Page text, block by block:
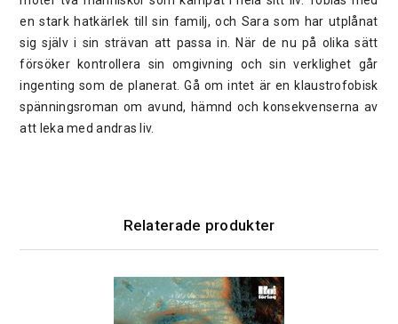
en stark hatkärlek till sin familj, och Sara som har utplånat
sig själv i sin strävan att passa in. När de nu på olika sätt
försöker kontrollera sin omgivning och sin verklighet går
ingenting som de planerat. Gå om intet är en klaustrofobisk
spänningsroman om avund, hämnd och konsekvenserna av
att leka med andras liv.
Relaterade produkter